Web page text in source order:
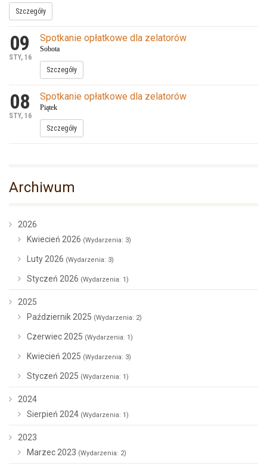
Szczegóły
09
STY, 16
Spotkanie opłatkowe dla zelatorów
Sobota
Szczegóły
08
STY, 16
Spotkanie opłatkowe dla zelatorów
Piątek
Szczegóły
Archiwum
2026
Kwiecień 2026 (Wydarzenia: 3)
Luty 2026 (Wydarzenia: 3)
Styczeń 2026 (Wydarzenia: 1)
2025
Październik 2025 (Wydarzenia: 2)
Czerwiec 2025 (Wydarzenia: 1)
Kwiecień 2025 (Wydarzenia: 3)
Styczeń 2025 (Wydarzenia: 1)
2024
Sierpień 2024 (Wydarzenia: 1)
2023
Marzec 2023 (Wydarzenia: 2)